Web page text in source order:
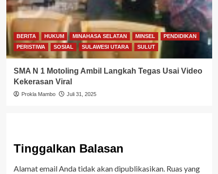
BERITA HUKUM MINAHASA SELATAN MINSEL
PENDIDIKAN
PERISTIWA
SOSIAL SULAWESI UTARA SULUT
SMA N 1 Motoling Ambil Langkah Tegas Usai Video
Kekerasan Viral
Prokla Mambo Juli 31, 2025
Tinggalkan Balasan
Alamat email Anda tidak akan dipublikasikan. Ruas yang